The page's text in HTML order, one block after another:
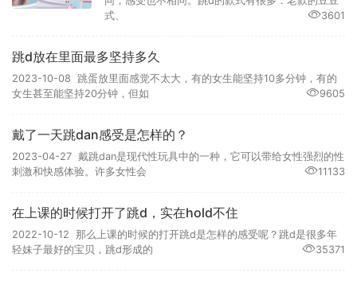
式、
3601
跳d放在里面最多坚持多久
2023-10-08 跳蛋放里面感觉不太大，有的女生能坚持10多分钟，有的
女生甚至能坚持20分钟，但如
9605
戴了一天跳dan感受是怎样的？
2023-04-27 戴跳dan是现代性玩具中的一种，它可以带给女性强烈的性
刺激和快感体验。许多女性会
11133
在上课的时候打开了跳d，实在hold不住
2022-10-12 那么上课的时候的打开跳d是怎样的感受呢？跳d是很多年
轻妹子最好的宝贝，跳d形成的
35371